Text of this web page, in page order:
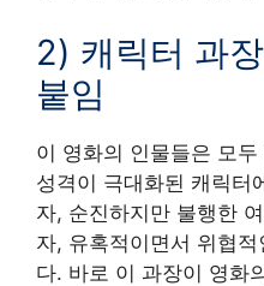
2) 캐릭터 과
붙임
이 영화의 인물들은 모
성격이 극대화된 캐릭터
자, 순진하지만 불행한
자, 유혹적이면서 위협
다. 바로 이 과장이 영화